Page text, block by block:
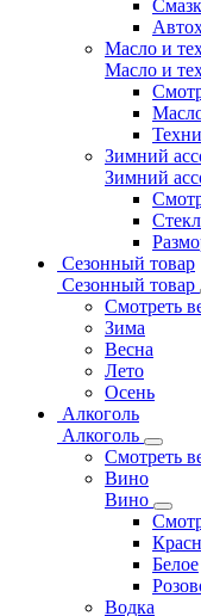
Масло и
Масло и
Зимний
Зимний
Сезонный товар
Сезонный товар
Смотреть
Зима
Весна
Лето
Осень
Алкоголь
Алкоголь
Смотреть
Вино
Вино
Белое
Водка